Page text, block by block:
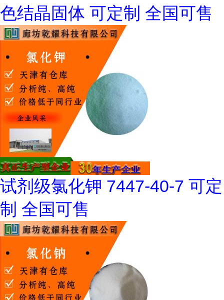
色结晶固体 可定制 全国可售
试剂级氯化钾 7447-40-7 可定
制 全国可售